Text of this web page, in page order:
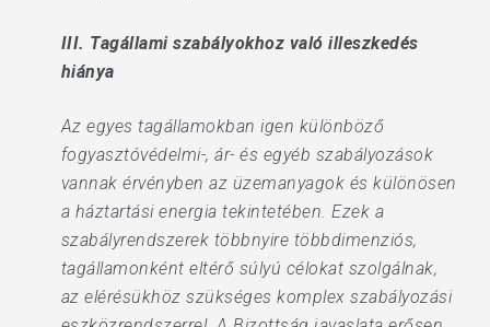
III. Tagállami szabályokhoz való illeszkedés
hiánya
Az egyes tagállamokban igen különböző
fogyasztóvédelmi-, ár- és egyéb szabályozások
vannak érvényben az üzemanyagok és különösen
a háztartási energia tekintetében. Ezek a
szabályrendszerek többnyire többdimenziós,
tagállamonként eltérő súlyú célokat szolgálnak,
az elérésükhöz szükséges komplex szabályozási